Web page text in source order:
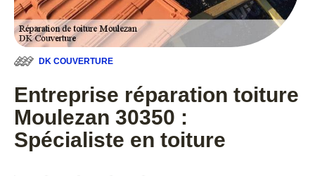
DK COUVERTURE
Entreprise réparation toiture
Moulezan 30350 :
Spécialiste en toiture